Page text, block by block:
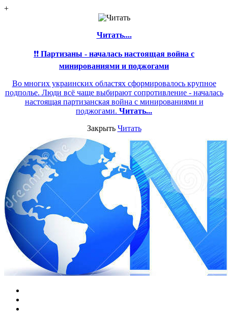
+
Читать....
❗❗ Партизаны - началась настоящая война с
минированиями и поджогами
Во многих украинских областях сформировалось крупное
подполье. Люди всё чаще выбирают сопротивление - началась
настоящая партизанская война с минированиями и
поджогами. Читать...
Закрыть Читать